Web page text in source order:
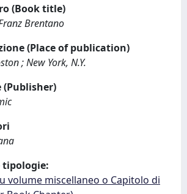
(Book title)
Brentano
(Place of publication)
; New York, N.Y.
(Publisher)
tipologie:
volume miscellaneo o Capitolo di